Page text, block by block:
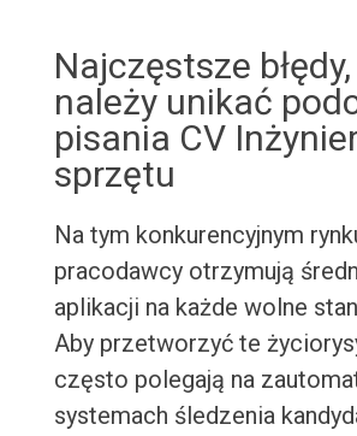
Najczęstsze
należy unikać
pisania CV
sprzętu
Na tym konkurencyjnym
pracodawcy otrzymują
aplikacji na każde wolne
Aby przetworzyć te
często polegają na
systemach śledzenia